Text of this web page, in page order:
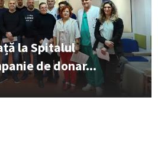
la Spitalul
de donar...